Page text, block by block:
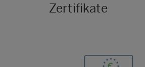
Zertifikate